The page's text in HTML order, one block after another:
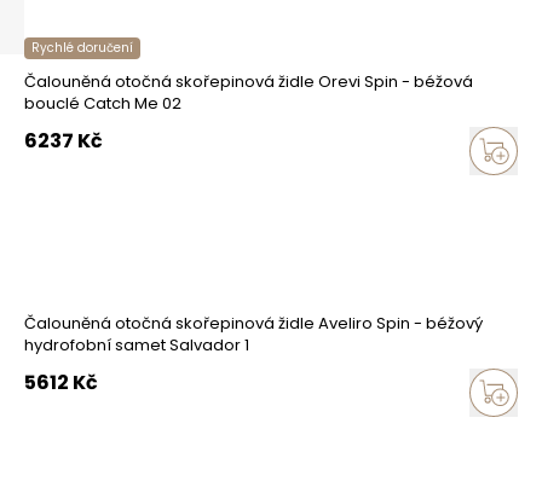
Rychlé doručení
Čalouněná otočná skořepinová židle Orevi Spin - béžová
bouclé Catch Me 02
6237 Kč
Čalouněná otočná skořepinová židle Aveliro Spin - béžový
hydrofobní samet Salvador 1
5612 Kč